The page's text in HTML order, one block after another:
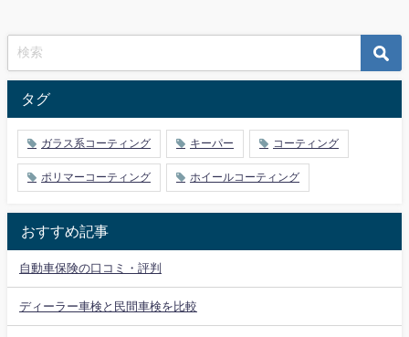
タグ
ガラス系コーティング キーパー コーティング
ポリマーコーティング ホイールコーティング
おすすめ記事
自動車保険の口コミ・評判
ディーラー車検と民間車検を比較